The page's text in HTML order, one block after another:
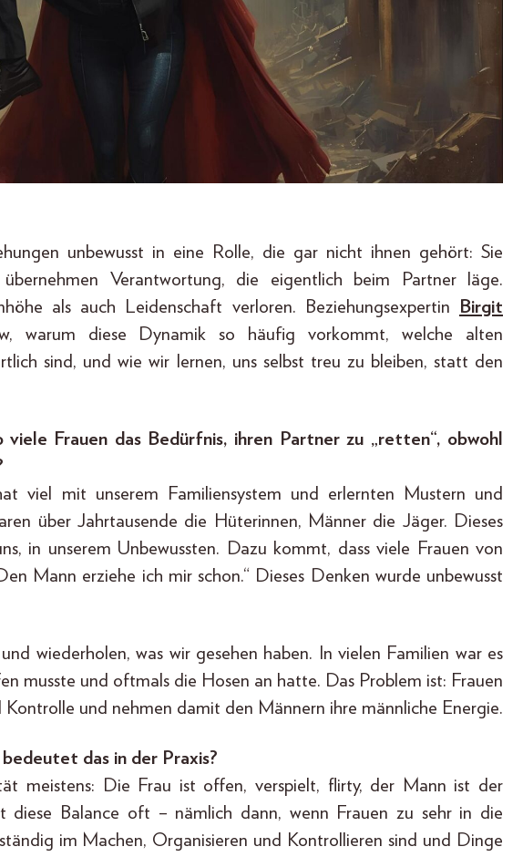
unbewusst in eine Rolle, die gar nicht ihnen gehört: Sie
Verantwortung, die eigentlich beim Partner läge.
als auch Leidenschaft verloren. Beziehungsexpertin Birgit
warum diese Dynamik so häufig vorkommt, welche alten
sind, und wie wir lernen, uns selbst treu zu bleiben, statt den
viele Frauen das Bedürfnis, ihren Partner zu „retten“, obwohl
viel mit unserem Familiensystem und erlernten Mustern und
über Jahrtausende die Hüterinnen, Männer die Jäger. Dieses
in unserem Unbewussten. Dazu kommt, dass viele Frauen von
Mann erziehe ich mir schon.“ Dieses Denken wurde unbewusst
wiederholen, was wir gesehen haben. In vielen Familien war es
musste und oftmals die Hosen an hatte. Das Problem ist: Frauen
und nehmen damit den Männern ihre männliche Energie.
das in der Praxis?
meistens: Die Frau ist offen, verspielt, flirty, der Mann ist der
diese Balance oft – nämlich dann, wenn Frauen zu sehr in die
im Machen, Organisieren und Kontrollieren sind und Dinge